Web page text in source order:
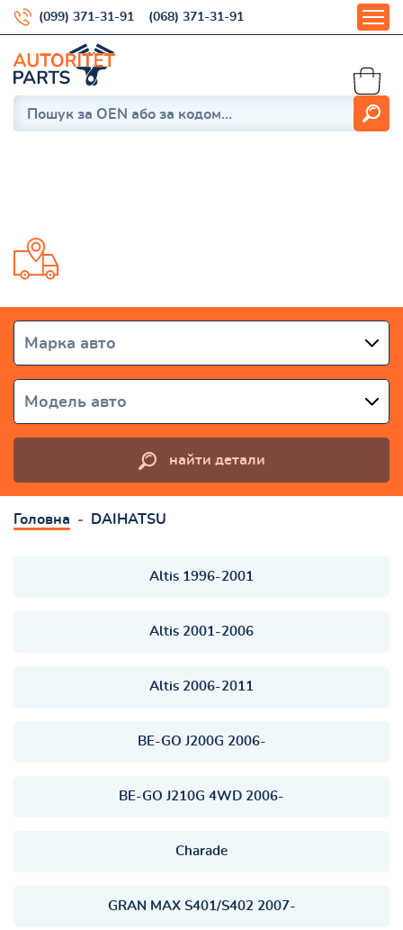
(099) 371-31-91 (068) 371-31-91
Марка авто
Модель авто
найти детали
Головна DAIHATSU
Altis 1996-2001
Altis 2001-2006
Altis 2006-2011
BE-GO J200G 2006-
BE-GO J210G 4WD 2006-
Charade
GRAN MAX S401/S402 2007-